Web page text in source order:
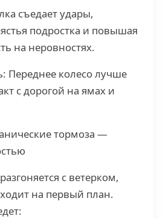
съедает удары,
подростка и повышая
на неровностях.
Переднее колесо лучше
с дорогой на ямах и
тормоза —
с ветерком,
на первый план.